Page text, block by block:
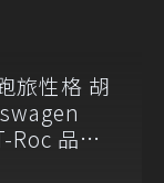
旅性格 胡
品牌